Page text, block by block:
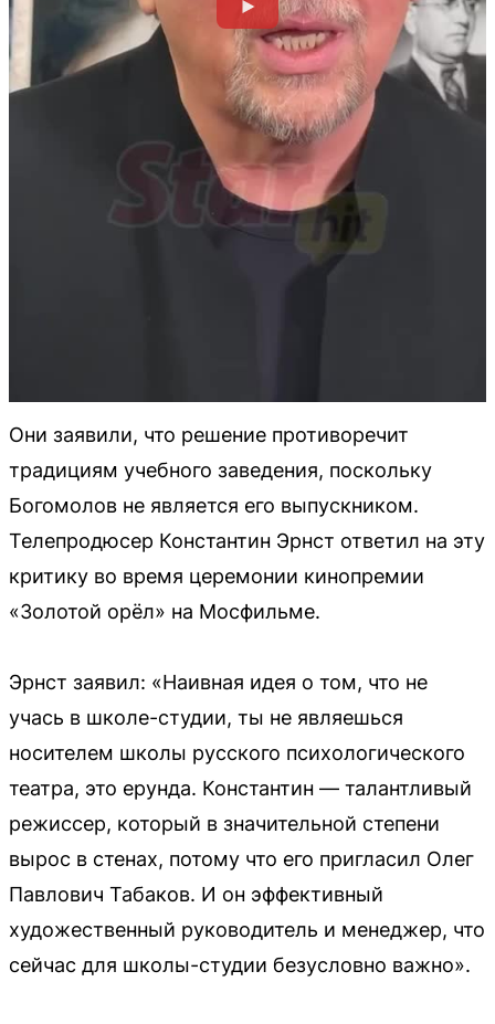
Они заявили, что решение противоречит
традициям учебного заведения, поскольку
Богомолов не является его выпускником.
Телепродюсер Константин Эрнст ответил на эту
критику во время церемонии кинопремии
«Золотой орёл» на Мосфильме.
Эрнст заявил: «Наивная идея о том, что не
учась в школе-студии, ты не являешься
носителем школы русского психологического
театра, это ерунда. Константин — талантливый
режиссер, который в значительной степени
вырос в стенах, потому что его пригласил Олег
Павлович Табаков. И он эффективный
художественный руководитель и менеджер, что
сейчас для школы-студии безусловно важно».